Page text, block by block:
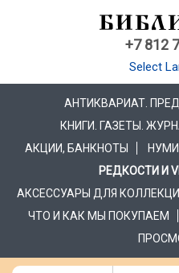
+7 812
Select
АНТИКВАРИАТ.
КНИГИ. ГАЗЕТЫ.
АКЦИИ, БАНКНОТЫ
РЕДКОСТИ И
АКСЕССУАРЫ ДЛЯ
ЧТО И КАК МЫ ПОКУПАЕМ